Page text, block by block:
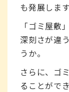
も発展します
「ゴミ屋敷
深刻さが違
うか。
さらに、ゴ
ることがで